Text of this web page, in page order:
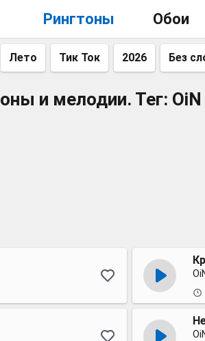
Рингтоны Обои
Лето Тик Ток 2026 Без
и мелодии. Тег: